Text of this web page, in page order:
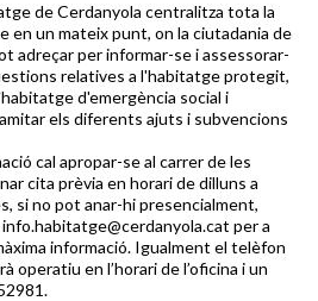
de Cerdanyola centralitza tota la
en un mateix punt, on la ciutadania de
adreçar per informar-se i assessorar-
relatives a l'habitatge protegit,
d'emergència social i
els diferents ajuts i subvencions
cal apropar-se al carrer de les
cita prèvia en horari de dilluns a
si no pot anar-hi presencialment,
per a
informació. Igualment el telèfon
operatiu en l’horari de l’oficina i un